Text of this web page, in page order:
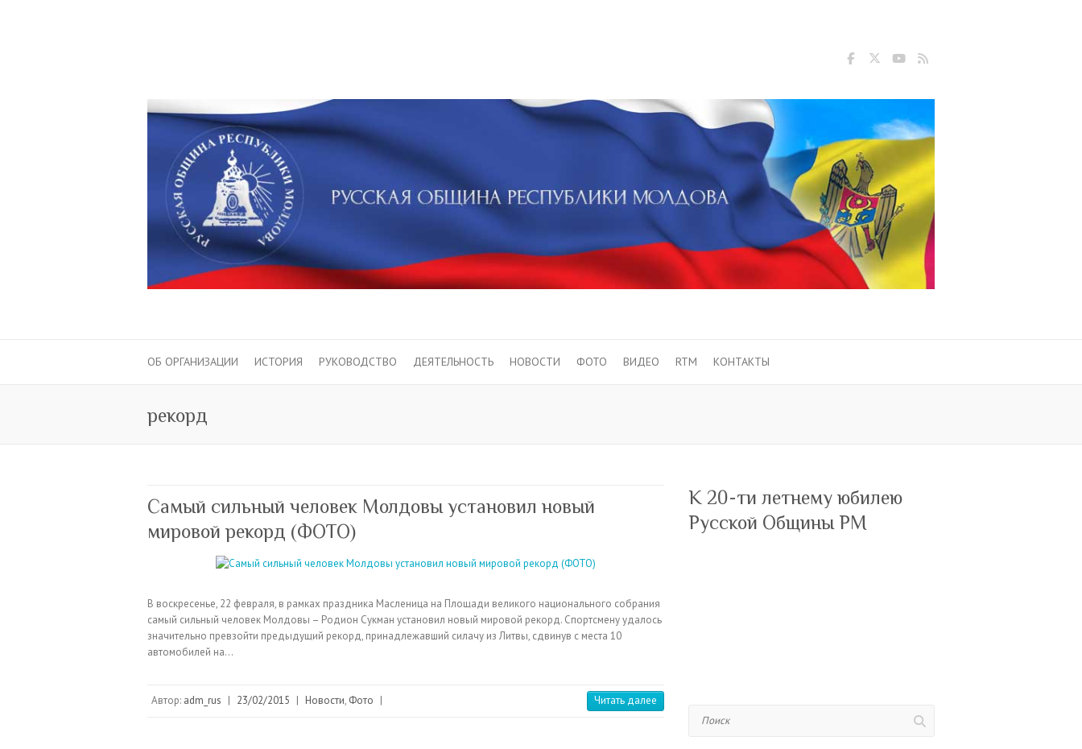
ОБ ОРГАНИЗАЦИИ ИСТОРИЯ РУКОВОДСТВО ДЕЯТЕЛЬНОСТЬ НОВОСТИ ФОТО ВИДЕО RTM КОНТАКТЫ
рекорд
Самый сильный человек Молдовы установил новый
мировой рекорд (ФОТО)
В воскресенье, 22 февраля, в рамках праздника Масленица на Площади великого национального собрания
самый сильный человек Молдовы – Родион Сукман установил новый мировой рекорд. Спортсмену удалось
значительно превзойти предыдущий рекорд, принадлежавший силачу из Литвы, сдвинув с места 10
автомобилей на…
Автор: adm_rus | 23/02/2015 | Новости, Фото | Читать далее
К 20-ти летнему юбилею
Русской Общины РМ